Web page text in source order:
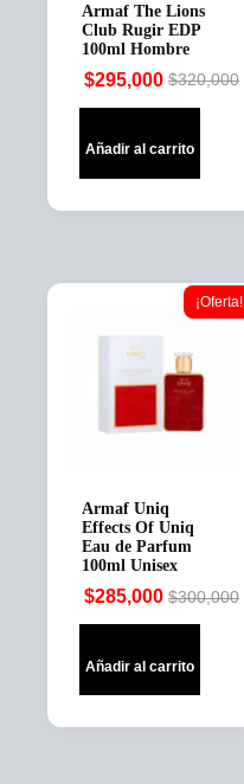
Armaf The Lions
Club Rugir EDP
100ml Hombre
$320,000
Original
was:
$295,000
Current
is:
Añadir al carrito
¡Oferta!
Armaf Uniq
Effects Of Uniq
Eau de Parfum
100ml Unisex
$300,000
Original
was:
$285,000
Current
is:
Añadir al carrito